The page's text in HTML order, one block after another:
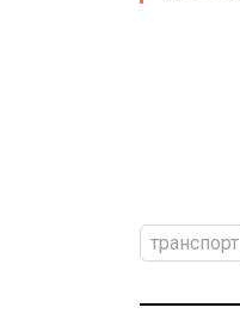
транспорт